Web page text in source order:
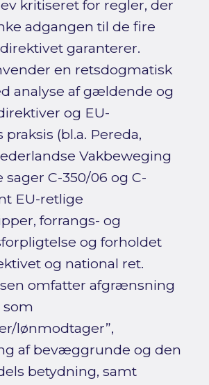
kritiseret for regler, der
adgangen til de fire
garanterer.
en retsdogmatisk
analyse af gældende og
og EU-
(bl.a. Pereda,
Vakbeweging
C-350/06 og C-
EU-retlige
forrangs- og
og forholdet
og national ret.
omfatter afgrænsning
som
lønmodtager”,
af bevæggrunde og den
betydning, samt